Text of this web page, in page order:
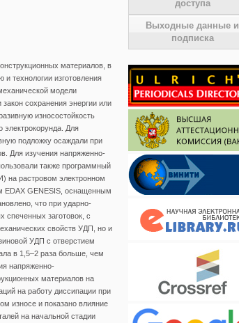
доступа
Выходные данные и
подписка
материалов, в
технологии изготовления
модели
сохранения энергии или
износостойкость
электрокорунда. Для
подложку осаждали при
Для изучения напряженно-
также программный
на растровом электронном
EDAX GENESIS, оснащенным
что при ударно-
спеченных заготовок, с
свойств УДП, но и
УДП с отверстием
в 1,5–2 раза больше, чем
напряженно-
материалов на
на работу диссипации при
износе и показано влияние
на начальной стадии